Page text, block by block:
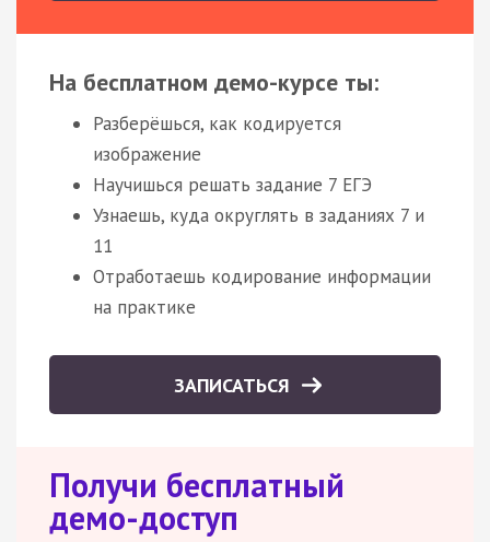
На бесплатном демо-курсе ты:
Разберёшься, как кодируется
изображение
Научишься решать задание 7 ЕГЭ
Узнаешь, куда округлять в заданиях 7 и
11
Отработаешь кодирование информации
на практике
ЗАПИСАТЬСЯ
Получи бесплатный
демо-доступ